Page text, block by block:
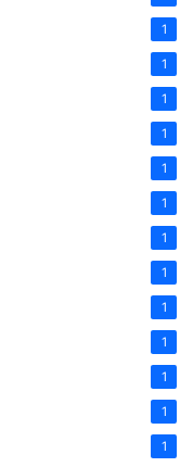
1
1
1
1
1
1
1
1
1
1
1
1
1